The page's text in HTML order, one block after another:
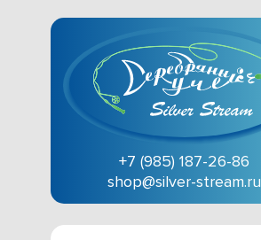
+7 (985) 187-26-86
shop@silver-stream.ru
Поиск